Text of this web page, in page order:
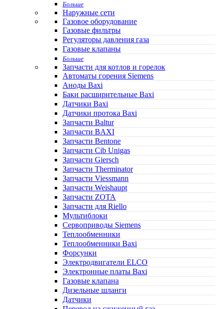
Больше
Наружные сети
Газовое оборудование
Газовые фильтры
Регуляторы давления газа
Газовые клапаны
Больше
Запчасти для котлов и горелок
Автоматы горения Siemens
Аноды Baxi
Баки расширительные Baxi
Датчики Baxi
Датчики протока Baxi
Запчасти Baltur
Запчасти BAXI
Запчасти Bentone
Запчасти Cib Unigas
Запчасти Giersch
Запчасти Therminator
Запчасти Viessmann
Запчасти Weishaupt
Запчасти ZOTA
Запчасти для Riello
Мультиблоки
Сервоприводы Siemens
Теплообменники
Теплообменники Baxi
Форсунки
Электродвигатели ELCO
Электронные платы Baxi
Газовые клапана
Дизельные шланги
Датчики